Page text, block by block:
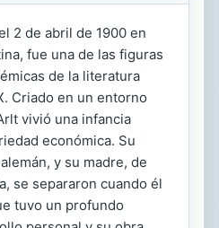
2 de abril de 1900 en
fue una de las figuras
de la literatura
Criado en un entorno
vivió una infancia
económica. Su
y su madre, de
se separaron cuando él
tuvo un profundo